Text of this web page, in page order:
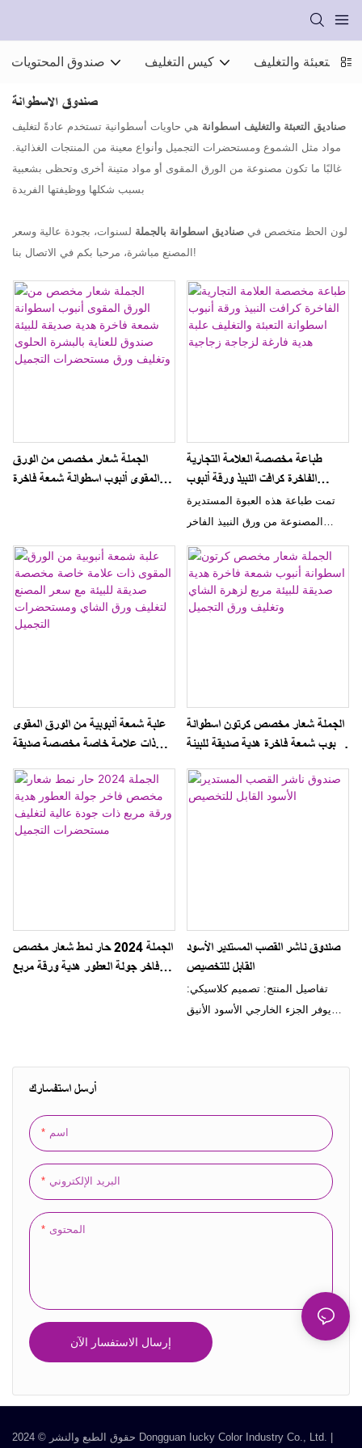
صندوق المحتويات كيس التغليف التعبئة والتغليف
صندوق الاسطوانة
صناديق التعبئة والتغليف اسطوانة هي حاويات أسطوانية تستخدم عادةً لتغليف
مواد مثل الشموع ومستحضرات التجميل وأنواع معينة من المنتجات الغذائية.
غالبًا ما تكون مصنوعة من الورق المقوى أو مواد متينة أخرى وتحظى بشعبية
لون الحظ متخصص في صناديق اسطوانة بالجملة لسنوات، بجودة عالية وسعر
المصنع مباشرة، مرحبا بكم في الاتصال بنا!
أرسل استفسارك
اسم
البريد الإلكتروني
المحتوى
إرسال الاستفسار الآن
الجملة شعار مخصص من الورق
المقوى أنبوب اسطوانة شمعة فاخرة
طباعة مخصصة العلامة التجارية
الفاخرة كرافت النبيذ ورقة أنبوب
اسطوانة التعبئة والتغليف علبة هدية
فارغة لزجاجة زجاجية
تمت طباعة هذه العبوة المستديرة
المصنوعة من ورق النبيذ الفاخر
بشكل مخصص مع شعار وتصميم
علامتك التجارية، مما يجعلها صندوق
هدايا مثالي لزجاجة من النبيذ. ينضح
صندوق الهدايا الفارغ بالأناقة والرقي،
علبة شمعة أنبوبية من الورق المقوى
ذات علامة خاصة مخصصة صديقة
الشاي ومستحضرات التجميل
الجملة شعار مخصص كرتون اسطوانة
أنبوب شمعة فاخرة هدية صديقة للبيئة
التجميل
الجملة 2024 حار نمط شعار مخصص
فاخر جولة العطور هدية ورقة مربع
صندوق ناشر القصب المستدير الأسود
القابل للتخصيص
تفاصيل المنتج: تصميم كلاسيكي:
يوفر الجزء الخارجي الأسود الأنيق
حقوق الطبع والنشر © 2024 Dongguan Iucky Color Industry Co., Ltd. |